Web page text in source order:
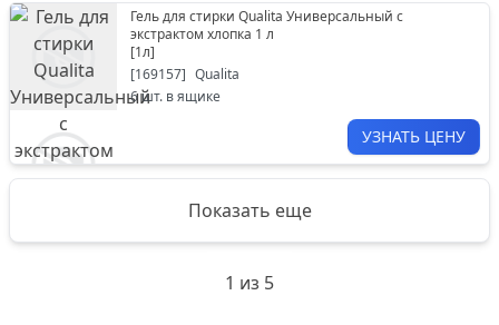
Гель для стирки Qualita Универсальный с
экстрактом хлопка 1 л
[1л]
[169157] Qualita
6шт. в ящике
УЗНАТЬ ЦЕНУ
Показать еще
1 из 5